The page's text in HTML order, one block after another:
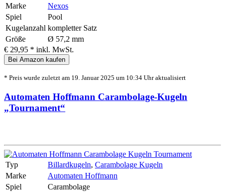
Marke
Nexos
Spiel
Pool
Kugelanzahl kompletter Satz
Größe
Ø 57,2 mm
€ 29,95 * inkl. MwSt.
Bei Amazon kaufen
* Preis wurde zuletzt am 19. Januar 2025 um 10:34 Uhr aktualisiert
Automaten Hoffmann Carambolage-Kugeln
„Tournament“
Typ Billardkugeln, Carambolage Kugeln
Marke
Automaten Hoffmann
Spiel
Carambolage